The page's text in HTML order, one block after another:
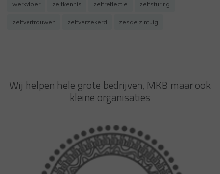
werkvloer zelfkennis zelfreflectie zelfsturing
zelfvertrouwen zelfverzekerd zesde zintuig
Wij helpen hele grote bedrijven, MKB maar ook
kleine organisaties